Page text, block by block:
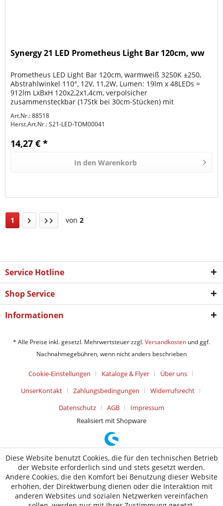
Synergy 21 LED Prometheus Light Bar 120cm, ww
Prometheus LED Light Bar 120cm, warmweiß 3250K ±250,
Abstrahlwinkel 110°, 12V, 11,2W, Lumen: 19lm x 48LEDs =
912lm LxBxH 120x2,2x1,4cm, verpolsicher
zusammensteckbar (17Stk bei 30cm-Stücken) mit
Art.Nr.: 88518
Herst.Art.Nr.:S21-LED-TOM00041
14,27 € *
In den Warenkorb
1 von 2
Service Hotline
Shop Service
Informationen
* Alle Preise inkl. gesetzl. Mehrwertsteuer zzgl.Versandkosten und ggf.
Nachnahmegebühren, wenn nicht anders beschrieben
Cookie-Einstellungen Kataloge & Flyer
Über uns
UnserKontakt
Zahlungsbedingungen
Widerrufsrecht
Datenschutz
AGB
Impressum
Realisiert mit Shopware
Diese Website benutzt Cookies, die für den technischen Betrieb
der Website erforderlich sind und stets gesetzt werden.
Andere Cookies, die den Komfort bei Benutzung dieser Website
erhöhen, der Direktwerbung dienen oder die Interaktion mit
anderen Websites und sozialen Netzwerken vereinfachen